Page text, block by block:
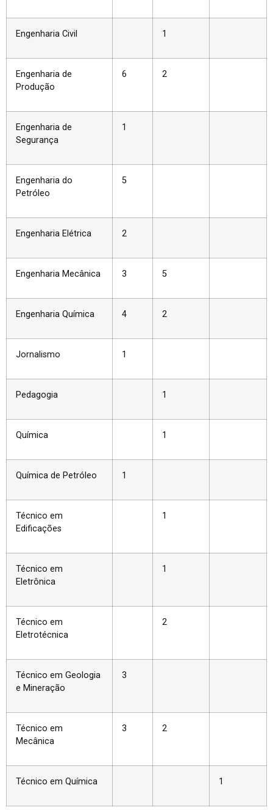
Engenharia Civil 1
Engenharia de
Produção
6 2
Engenharia de
Segurança
1
Engenharia do
Petróleo
5
Engenharia Elétrica 2
Engenharia Mecânica 3 5
Engenharia Química 4 2
Jornalismo 1
Pedagogia 1
Química 1
Química de Petróleo 1
Técnico em
Edificações
1
Técnico em
Eletrônica
1
Técnico em
Eletrotécnica
2
Técnico em Geologia
e Mineração
3
Técnico em
Mecânica
3 2
Técnico em Química 1